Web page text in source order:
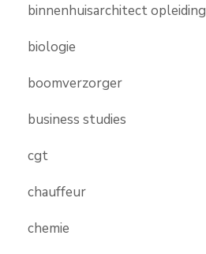
binnenhuisarchitect opleiding
biologie
boomverzorger
business studies
cgt
chauffeur
chemie